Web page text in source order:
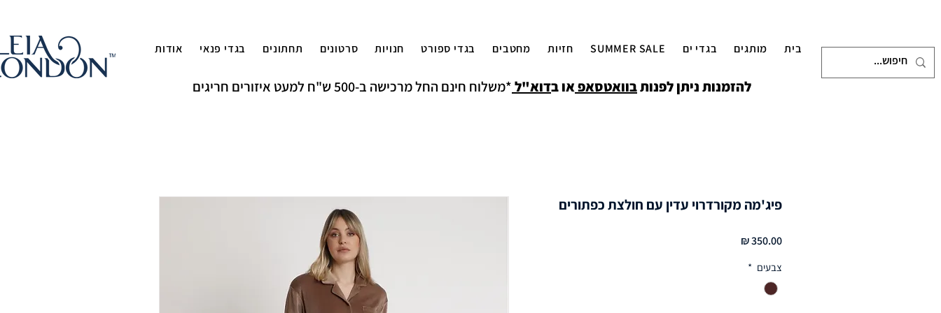
בית מותגים בגדי ים SUMMER SALE חזיות מחטבים בגדי ספורט חנויות סרטונים תחתונים בגדי פנאי אודות
להזמנות ניתן לפנותבוואטסאפאו בדוא"ל*משלוח חינם החל מרכישה ב-500 ש"ח למעט איזורים חריגים
פיג'מה מקורדרוי עדין עם חולצת כפתורים
צבעים *